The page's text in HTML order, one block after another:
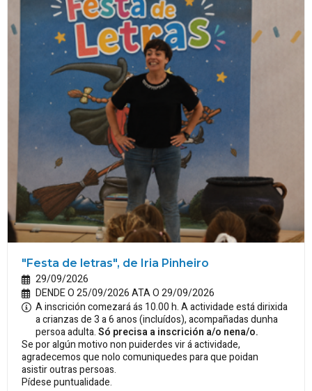
"Festa de letras", de Iria Pinheiro
29/09/2026
DENDE O 25/09/2026 ATA O 29/09/2026
A inscrición comezará ás 10.00 h. A actividade está dirixida
a crianzas de 3 a 6 anos (incluídos), acompañadas dunha
persoa adulta.Só precisa a inscrición a/o nena/o.
Se por algún motivo non puiderdes vir á actividade,
agradecemos que nolo comuniquedes para que poidan
asistir outras persoas.
Pídese puntualidade.